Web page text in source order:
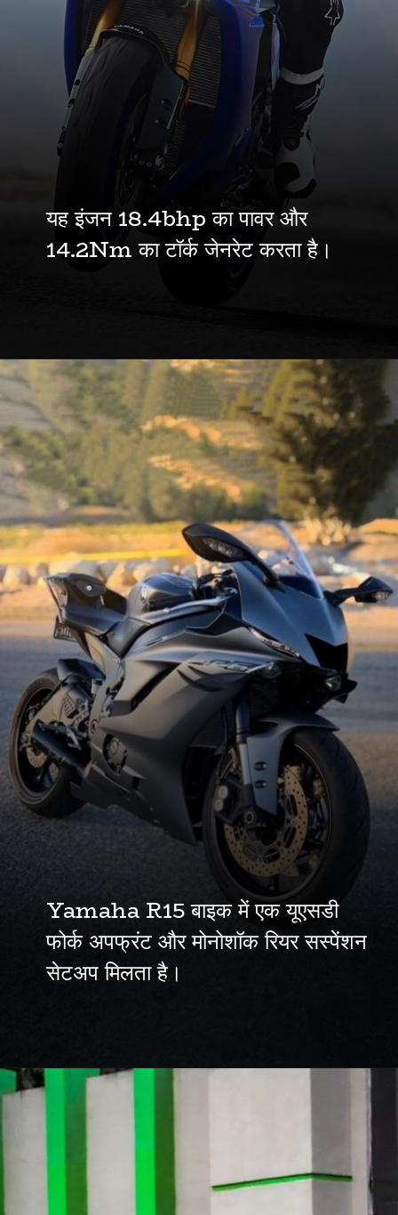
यह इंजन 18.4bhp का पावर और
14.2Nm का टॉर्क जेनरेट करता है।
Yamaha R15 बाइक में एक यूएसडी
फोर्क अपफ्रंट और मोनोशॉक रियर सस्पेंशन
सेटअप मिलता है।